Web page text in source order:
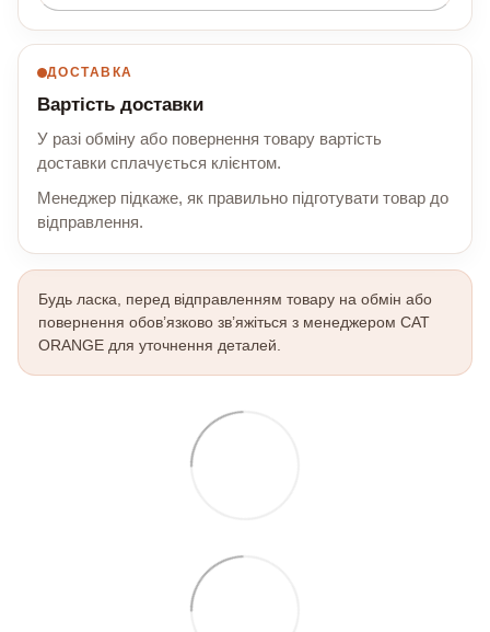
ДОСТАВКА
Вартість доставки
У разі обміну або повернення товару вартість
доставки сплачується клієнтом.
Менеджер підкаже, як правильно підготувати товар до
відправлення.
Будь ласка, перед відправленням товару на обмін або
повернення обов’язково зв’яжіться з менеджером CAT
ORANGE для уточнення деталей.